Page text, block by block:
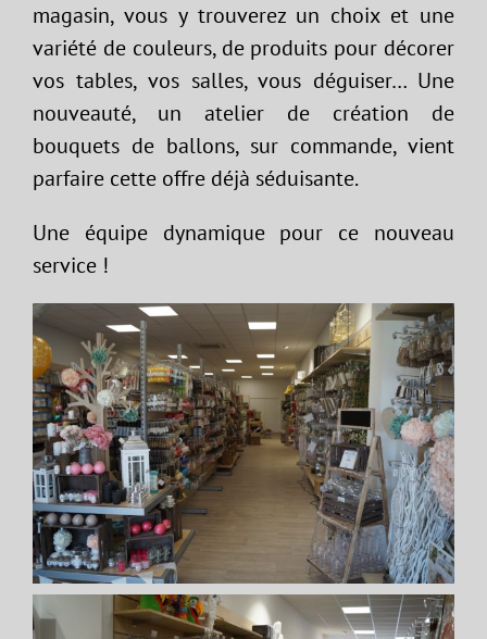
magasin, vous y trouverez un choix et une
variété de couleurs, de produits pour décorer
vos tables, vos salles, vous déguiser… Une
nouveauté, un atelier de création de
bouquets de ballons, sur commande, vient
parfaire cette offre déjà séduisante.
Une équipe dynamique pour ce nouveau
service !